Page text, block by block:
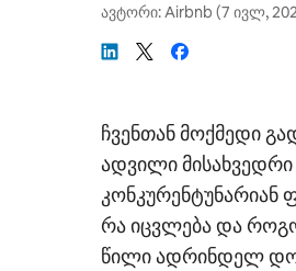
ავტორი: Airbnb (7 ივლ,
ჩვენთან მოქმედი
ადვილი მისახვედრი
კონკურენტუნარიან
რა იცვლება და
წილი ადრინდელ